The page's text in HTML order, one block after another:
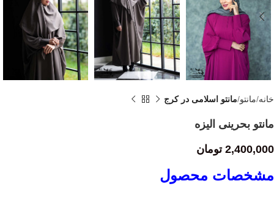
خانه مانتو مانتو اسلامی در کرج
مانتو بحرینی الیزه
2,400,000 تومان
مشخصات محصول